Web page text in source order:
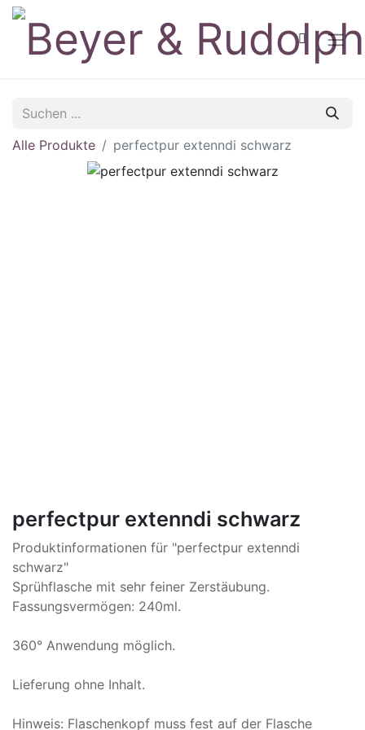
Alle Produkte perfectpur extenndi schwarz
perfectpur extenndi schwarz
Produktinformationen für "perfectpur extenndi
schwarz"
Sprühflasche mit sehr feiner Zerstäubung.
Fassungsvermögen: 240ml.
360° Anwendung möglich.
Lieferung ohne Inhalt.
Hinweis: Flaschenkopf muss fest auf der Flasche